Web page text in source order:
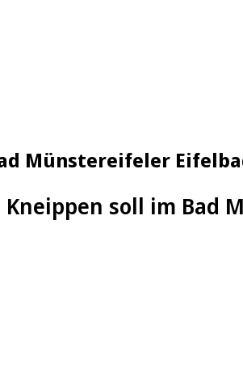
Münstereifeler
Kneippen soll im Bad